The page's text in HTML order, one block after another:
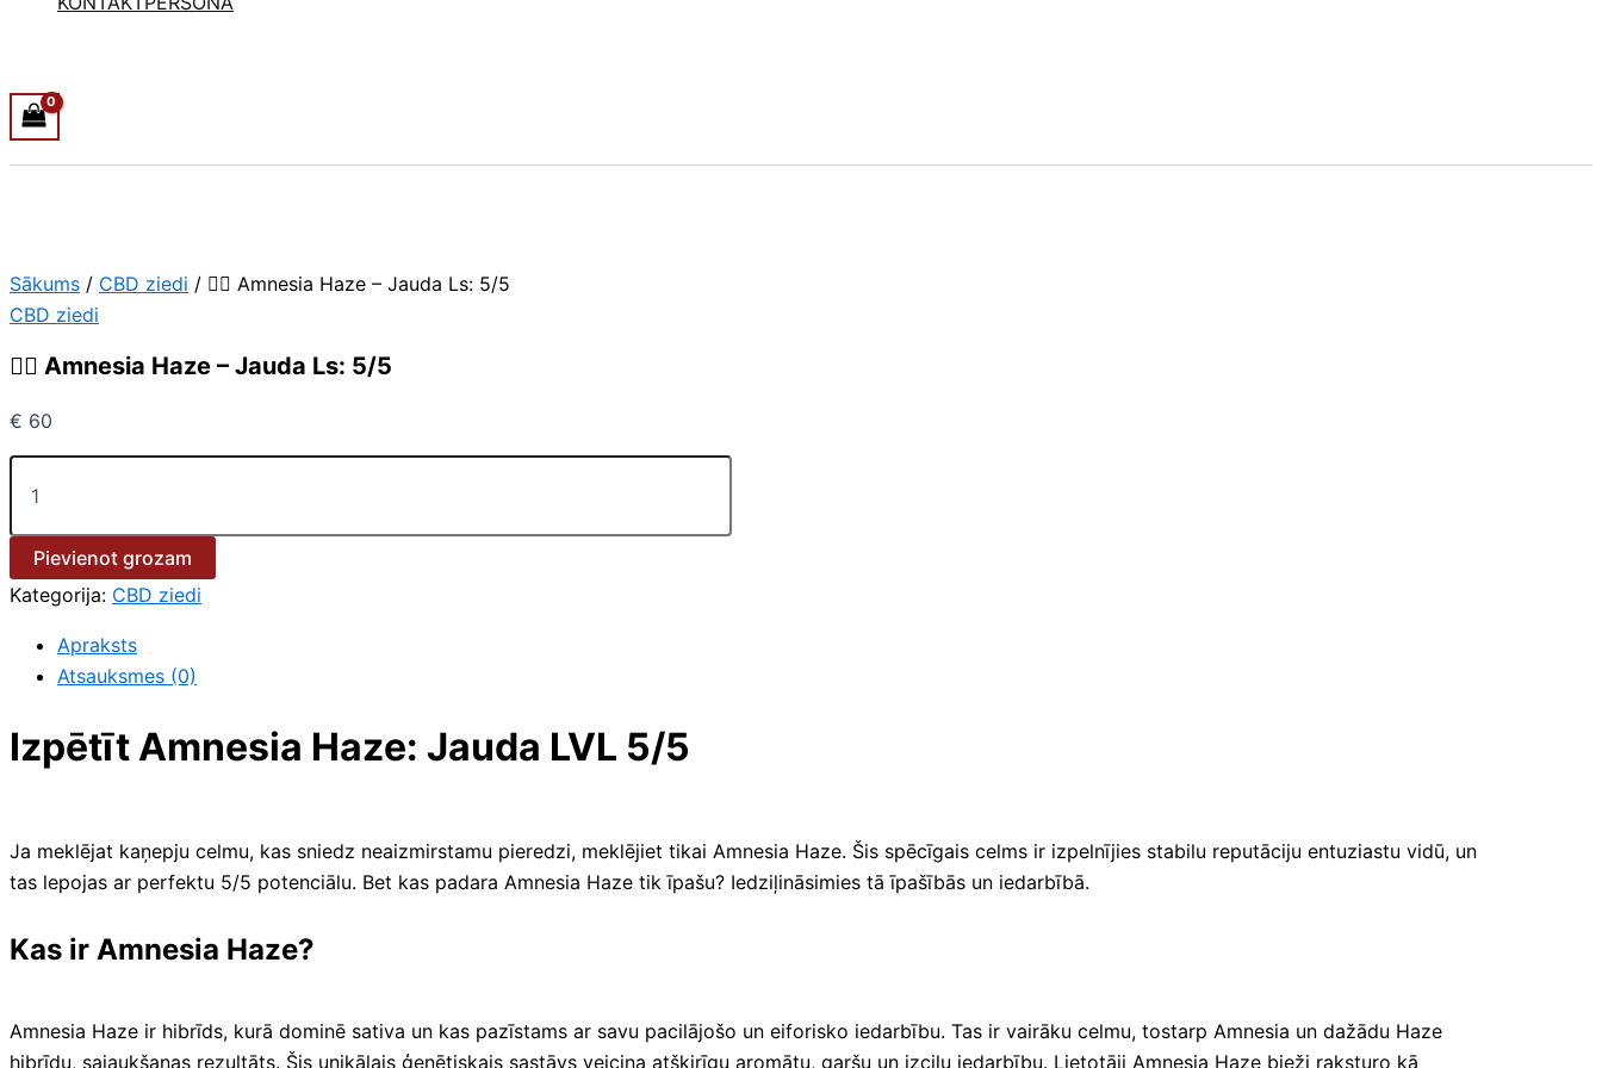
Sākums / CBD ziedi / 😶‍🌫️ Amnesia Haze – Jauda Ls: 5/5
CBD ziedi
😶‍🌫️ Amnesia Haze – Jauda Ls: 5/5
€ 60
Pievienot grozam
Kategorija: CBD ziedi
Apraksts
Atsauksmes (0)
Izpētīt Amnesia Haze: Jauda LVL 5/5
Ja meklējat kaņepju celmu, kas sniedz neaizmirstamu pieredzi, meklējiet tikai Amnesia Haze. Šis spēcīgais celms ir izpelnījies stabilu reputāciju entuziastu vidū, un
tas lepojas ar perfektu 5/5 potenciālu. Bet kas padara Amnesia Haze tik īpašu? Iedziļināsimies tā īpašībās un iedarbībā.
Kas ir Amnesia Haze?
Amnesia Haze ir hibrīds, kurā dominē sativa un kas pazīstams ar savu pacilājošo un eiforisko iedarbību. Tas ir vairāku celmu, tostarp Amnesia un dažādu Haze
hibrīdu, sajaukšanas rezultāts. Šis unikālais ģenētiskais sastāvs veicina atšķirīgu aromātu, garšu un izcilu iedarbību. Lietotāji Amnesia Haze bieži raksturo kā